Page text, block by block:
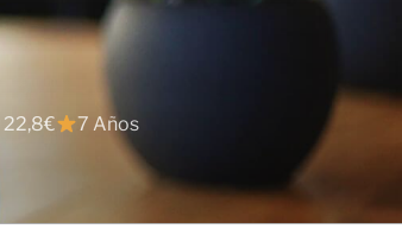
22,8€
7 Años